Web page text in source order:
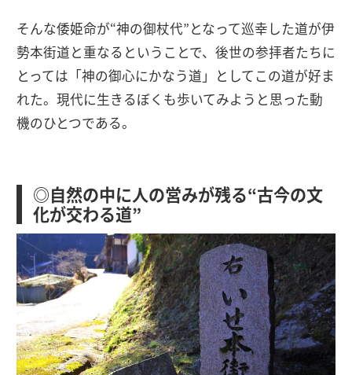
そんな倭姫命が“神の御杖代”となって巡幸した道が伊
勢本街道と重なるということで、後世の参拝者たちに
とっては「神の御心にかなう道」としてこの道が好ま
れた。現代に生きるぼくも歩いてみようと思った動
機のひとつである。
◎自然の中に人の営みが残る“古今の文
化が交わる道”